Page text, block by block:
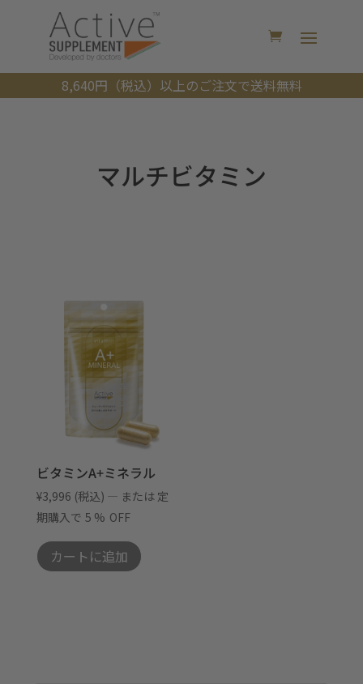
8,640円（税込）以上のご注文で送料無料
マルチビタミン
ビタミンA+ミネラル
¥3,996 (税込) — または 定
期購入で 5 % OFF
カートに追加